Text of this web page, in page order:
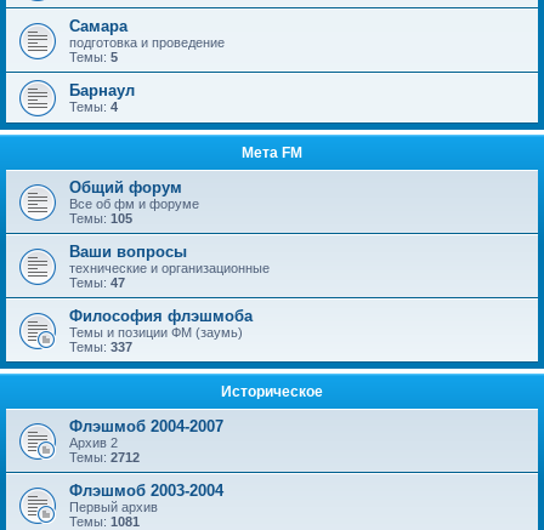
Самара
подготовка и проведение
Темы: 5
Барнаул
Темы: 4
Мета FM
Общий форум
Все об фм и форуме
Темы: 105
Ваши вопросы
технические и организационные
Темы: 47
Философия флэшмоба
Темы и позиции ФМ (заумь)
Темы: 337
Историческое
Флэшмоб 2004-2007
Архив 2
Темы: 2712
Флэшмоб 2003-2004
Первый архив
Темы: 1081